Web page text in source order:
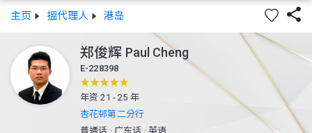
主页 搵代理人 港岛 
郑俊辉 Paul Cheng
E-228398
年资 21 - 25 年
杏花邨第二分行
普通话 ·广东话 ·英语